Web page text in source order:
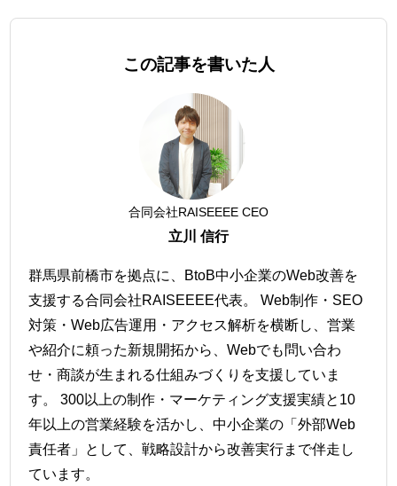
この記事を書いた人
合同会社RAISEEEE CEO
立川 信行
群馬県前橋市を拠点に、BtoB中小企業のWeb改善を
支援する合同会社RAISEEEE代表。 Web制作・SEO
対策・Web広告運用・アクセス解析を横断し、営業
や紹介に頼った新規開拓から、Webでも問い合わ
せ・商談が生まれる仕組みづくりを支援していま
す。 300以上の制作・マーケティング支援実績と10
年以上の営業経験を活かし、中小企業の「外部Web
責任者」として、戦略設計から改善実行まで伴走し
ています。